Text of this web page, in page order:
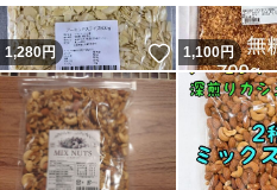
1,280円 いいね！
1,100円